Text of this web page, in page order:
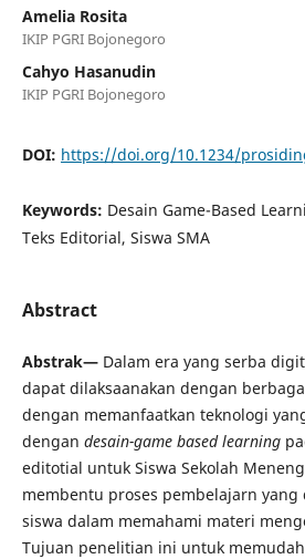
Amelia Rosita
IKIP PGRI Bojonegoro
Cahyo Hasanudin
IKIP PGRI Bojonegoro
DOI: https://doi.org/10.1234/
Keywords: Desain Game-Based
Teks Editorial, Siswa SMA
Abstract
Abstrak—Dalam era yang serba
dapat dilaksaanakan dengan
dengan memanfaatkan teknologi
dengan desain-game based learning
editotial untuk Siswa Sekolah
membentu proses pembelajarn yang
siswa dalam memahami materi
Tujuan penelitian ini untuk